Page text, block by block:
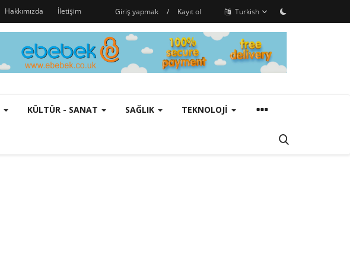
Hakkımızda İletişim Giriş yapmak / Kayıt ol Turkish
KÜLTÜR - SANAT SAĞLIK TEKNOLOJI